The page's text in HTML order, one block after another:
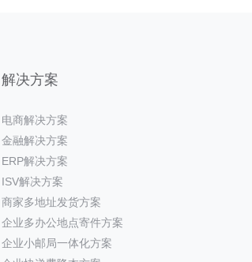
解决方案
电商解决方案
金融解决方案
ERP解决方案
ISV解决方案
商家多地址发货方案
企业多办公地点寄件方案
企业小邮局一体化方案